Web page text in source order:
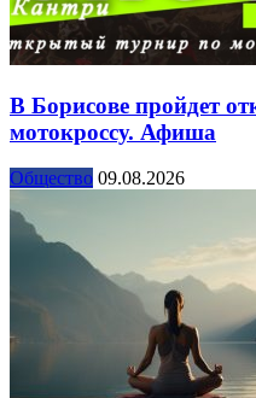
В Борисове пройдет
мотокроссу. Афиша
Общество 09.08.2026